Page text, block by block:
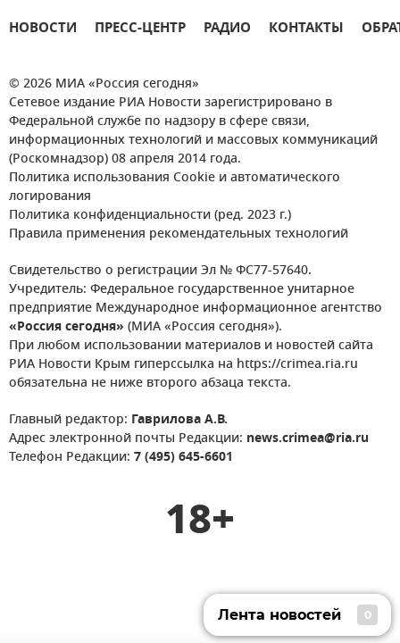
НОВОСТИ ПРЕСС-ЦЕНТР РАДИО КОНТАКТЫ
© 2026 МИА «Россия сегодня»
Сетевое издание РИА Новости зарегистрировано в
Федеральной службе по надзору в сфере связи,
информационных технологий и массовых коммуникаций
(Роскомнадзор) 08 апреля 2014 года.
Политика использования Cookie и автоматического
логирования
Политика конфиденциальности (ред. 2023 г.)
Правила применения рекомендательных технологий
Свидетельство о регистрации Эл № ФС77-57640.
Учредитель: Федеральное государственное унитарное
предприятие Международное информационное агентство
«Россия сегодня» (МИА «Россия сегодня»).
При любом использовании материалов и новостей сайта
РИА Новости Крым гиперссылка на https://crimea.ria.ru
обязательна не ниже второго абзаца текста.
Главный редактор: Гаврилова А.В.
Адрес электронной почты Редакции: news.crimea@ria.ru
Телефон Редакции: 7 (495) 645-6601
18+
Лента новостей 0